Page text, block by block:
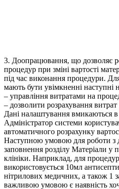
3. Доопрацювання, що дозволяє
процедур при зміні вартості
під час виконання процедури.
мають бути увімкненні наступні
– управління витратами на
– дозволити розрахування витрат
Дані налаштування вмикаються
Адміністратор системи
автоматичного розрахунку
Наступною умовою для роботи з
заповнення розділу Матеріали у
клініки. Наприклад, для
використовується 10мл
нітрилових медичних, а також 1
важливою умовою є наявність